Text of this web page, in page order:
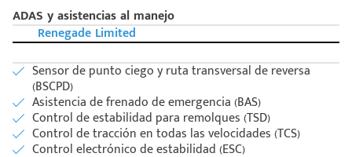
ADAS y asistencias al manejo
Renegade Limited
Sensor de punto ciego y ruta transversal de reversa
(BSCPD)
Asistencia de frenado de emergencia (BAS)
Control de estabilidad para remolques (TSD)
Control de tracción en todas las velocidades (TCS)
Control electrónico de estabilidad (ESC)